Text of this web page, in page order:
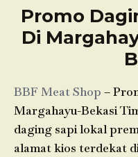
Promo
Di
BBF Meat Shop –
Margahayu-Bekasi
daging sapi lokal
alamat kios terdekat